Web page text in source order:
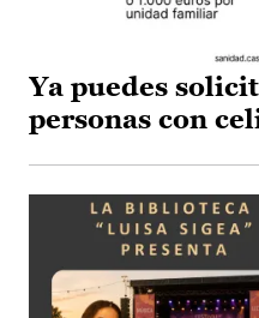
Ya puedes
personas con